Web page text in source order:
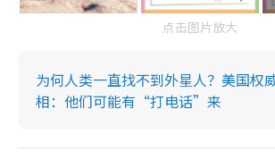
点击图片放大
为何人类一直找不到外星人？美国权
相：他们可能有“打电话”来